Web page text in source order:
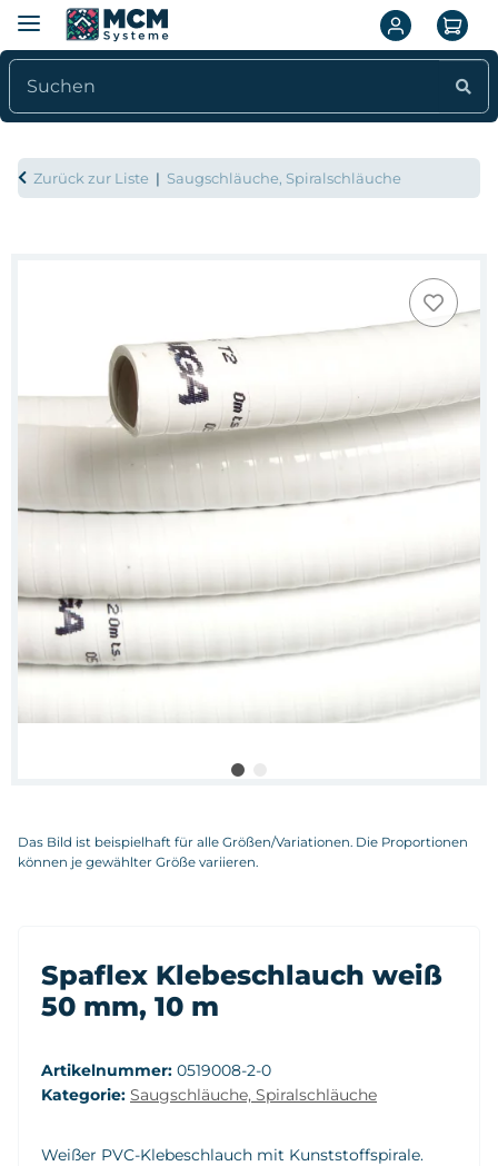
Zurück zur Liste Saugschläuche, Spiralschläuche
Das Bild ist beispielhaft für alle Größen/Variationen. Die Proportionen
können je gewählter Größe variieren.
Spaflex Klebeschlauch weiß
50 mm, 10 m
Artikelnummer: 0519008-2-0
Kategorie: Saugschläuche, Spiralschläuche
Weißer PVC-Klebeschlauch mit Kunststoffspirale.